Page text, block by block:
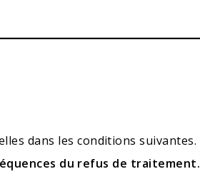
dans les conditions suivantes.
du refus de traitement.